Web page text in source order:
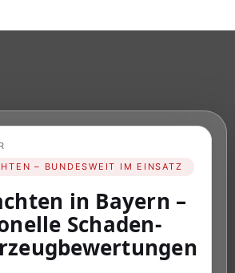
– BUNDESWEIT IM EINSATZ
in Bayern –
Schaden-